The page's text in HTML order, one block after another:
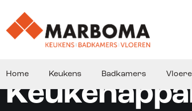
Home Keukens Badkamers